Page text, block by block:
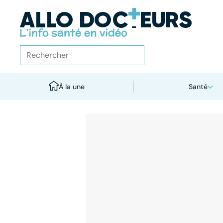
À la une Santé